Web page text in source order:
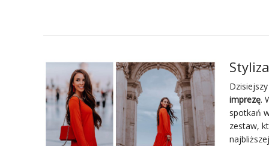
imprezę.
spotkań
zestaw,